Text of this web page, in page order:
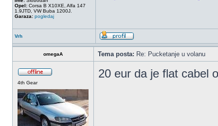
Opel: Corsa B X10XE, Alfa 147
1.9JTD, VW Buba 1200J.
Garaza: pogledaj
Vrh
omegaA Tema posta: Re: Pucketanje u volanu
4th Gear
20 eur da je flat cabel